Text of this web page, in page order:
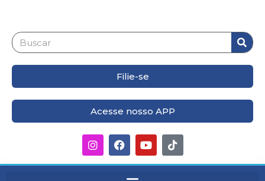
Filie-se
Acesse nosso APP